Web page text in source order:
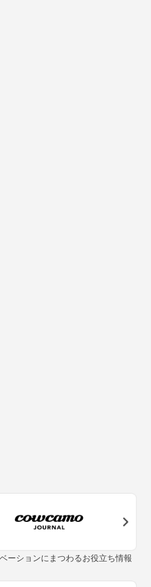
ーションにまつわるお役立ち情報